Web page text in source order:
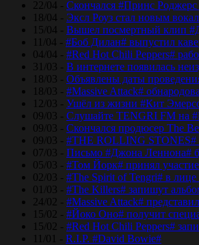
22/04 - Скончался #Принс
18/04 - Эксл Роуз стал новым
15/04 - Вышел посмертный клип
11/04 - #Боб Дилан# выпустил
04/04 - #Red Hot Chili Peppers#
31/03 - В интернете появилась
18/03 - Объявлены даты
18/03 - #Massive Attack#
12/03 - Ушёл из жизни #Кит
09/03 - Слушайте TENGRI FM на
09/03 - Скончался продюсер The
09/03 - #THE ROLLING STONES#
07/03 - Письмо #Джона Леннона#
05/03 - #Том Йорк# принял
02/03 - #The Spirit of Tengri# в
01/03 - #The Killers# запишут
24/02 - #Massive Attack#
15/02 - #Йоко Оно# получит
15/02 - #Red Hot Chili Peppers#
11/01 - R.I.P. #David Bowie#